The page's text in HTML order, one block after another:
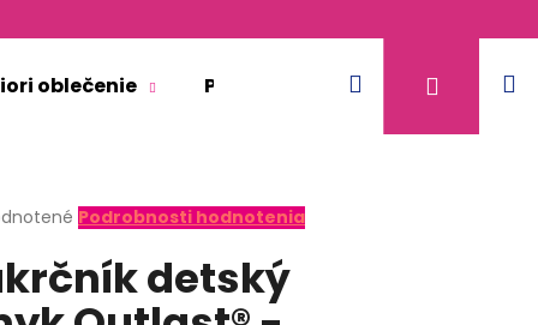
oblečenie Pre dospelých Doplnkový
Hľadať
Podrobnosti hodnotenia
detský